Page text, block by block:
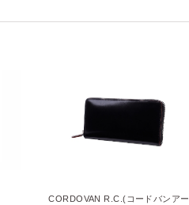
CORDOVAN R.C.(コードバンアー